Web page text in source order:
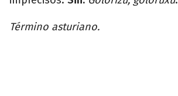
Término asturiano.